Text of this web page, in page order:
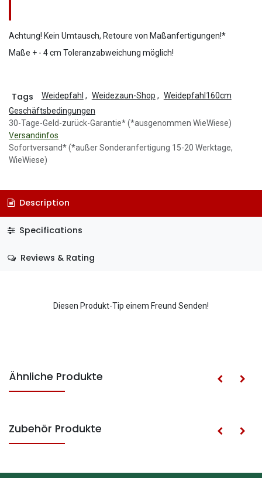
Achtung! Kein Umtausch, Retoure von Maßanfertigungen!*
Maße + - 4 cm Toleranzabweichung möglich!
Tags Weidepfahl , Weidezaun-Shop , Weidepfahl160cm
Geschäftsbedingungen
30-Tage-Geld-zurück-Garantie* (*ausgenommen WieWiese)
Versandinfos
Sofortversand* (*außer Sonderanfertigung 15-20 Werktage,
WieWiese)
Description
Specifications
Reviews & Rating
Diesen Produkt-Tip einem Freund Senden!
Ähnliche Produkte
Zubehör Produkte